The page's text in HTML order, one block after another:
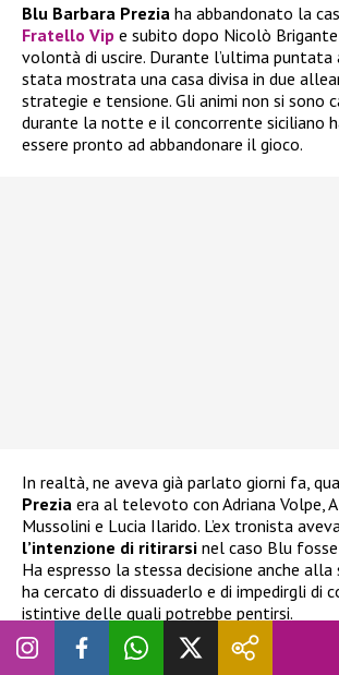
Blu Barbara Prezia ha abbandonato la
Fratello Vip e subito dopo Nicolò
volontà di uscire. Durante l’ultima puntata
stata mostrata una casa divisa in due
strategie e tensione. Gli animi non si sono
durante la notte e il concorrente siciliano
essere pronto ad abbandonare il gioco.
In realtà, ne aveva già parlato giorni fa,
Prezia era al televoto con Adriana Volpe,
Mussolini e Lucia Ilarido. L’ex tronista
l’intenzione di ritirarsi nel caso Blu
Ha espresso la stessa decisione anche alla
ha cercato di dissuaderlo e di impedirgli di
istintive delle quali potrebbe pentirsi.